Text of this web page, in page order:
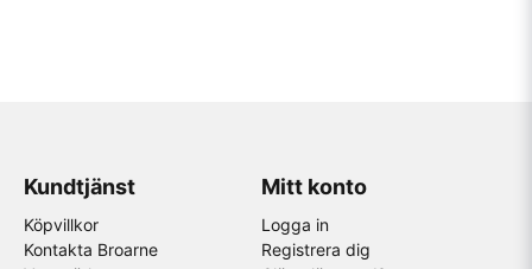
Kundtjänst
Köpvillkor
Kontakta Broarne
Mitt konto
Logga in
Registrera dig